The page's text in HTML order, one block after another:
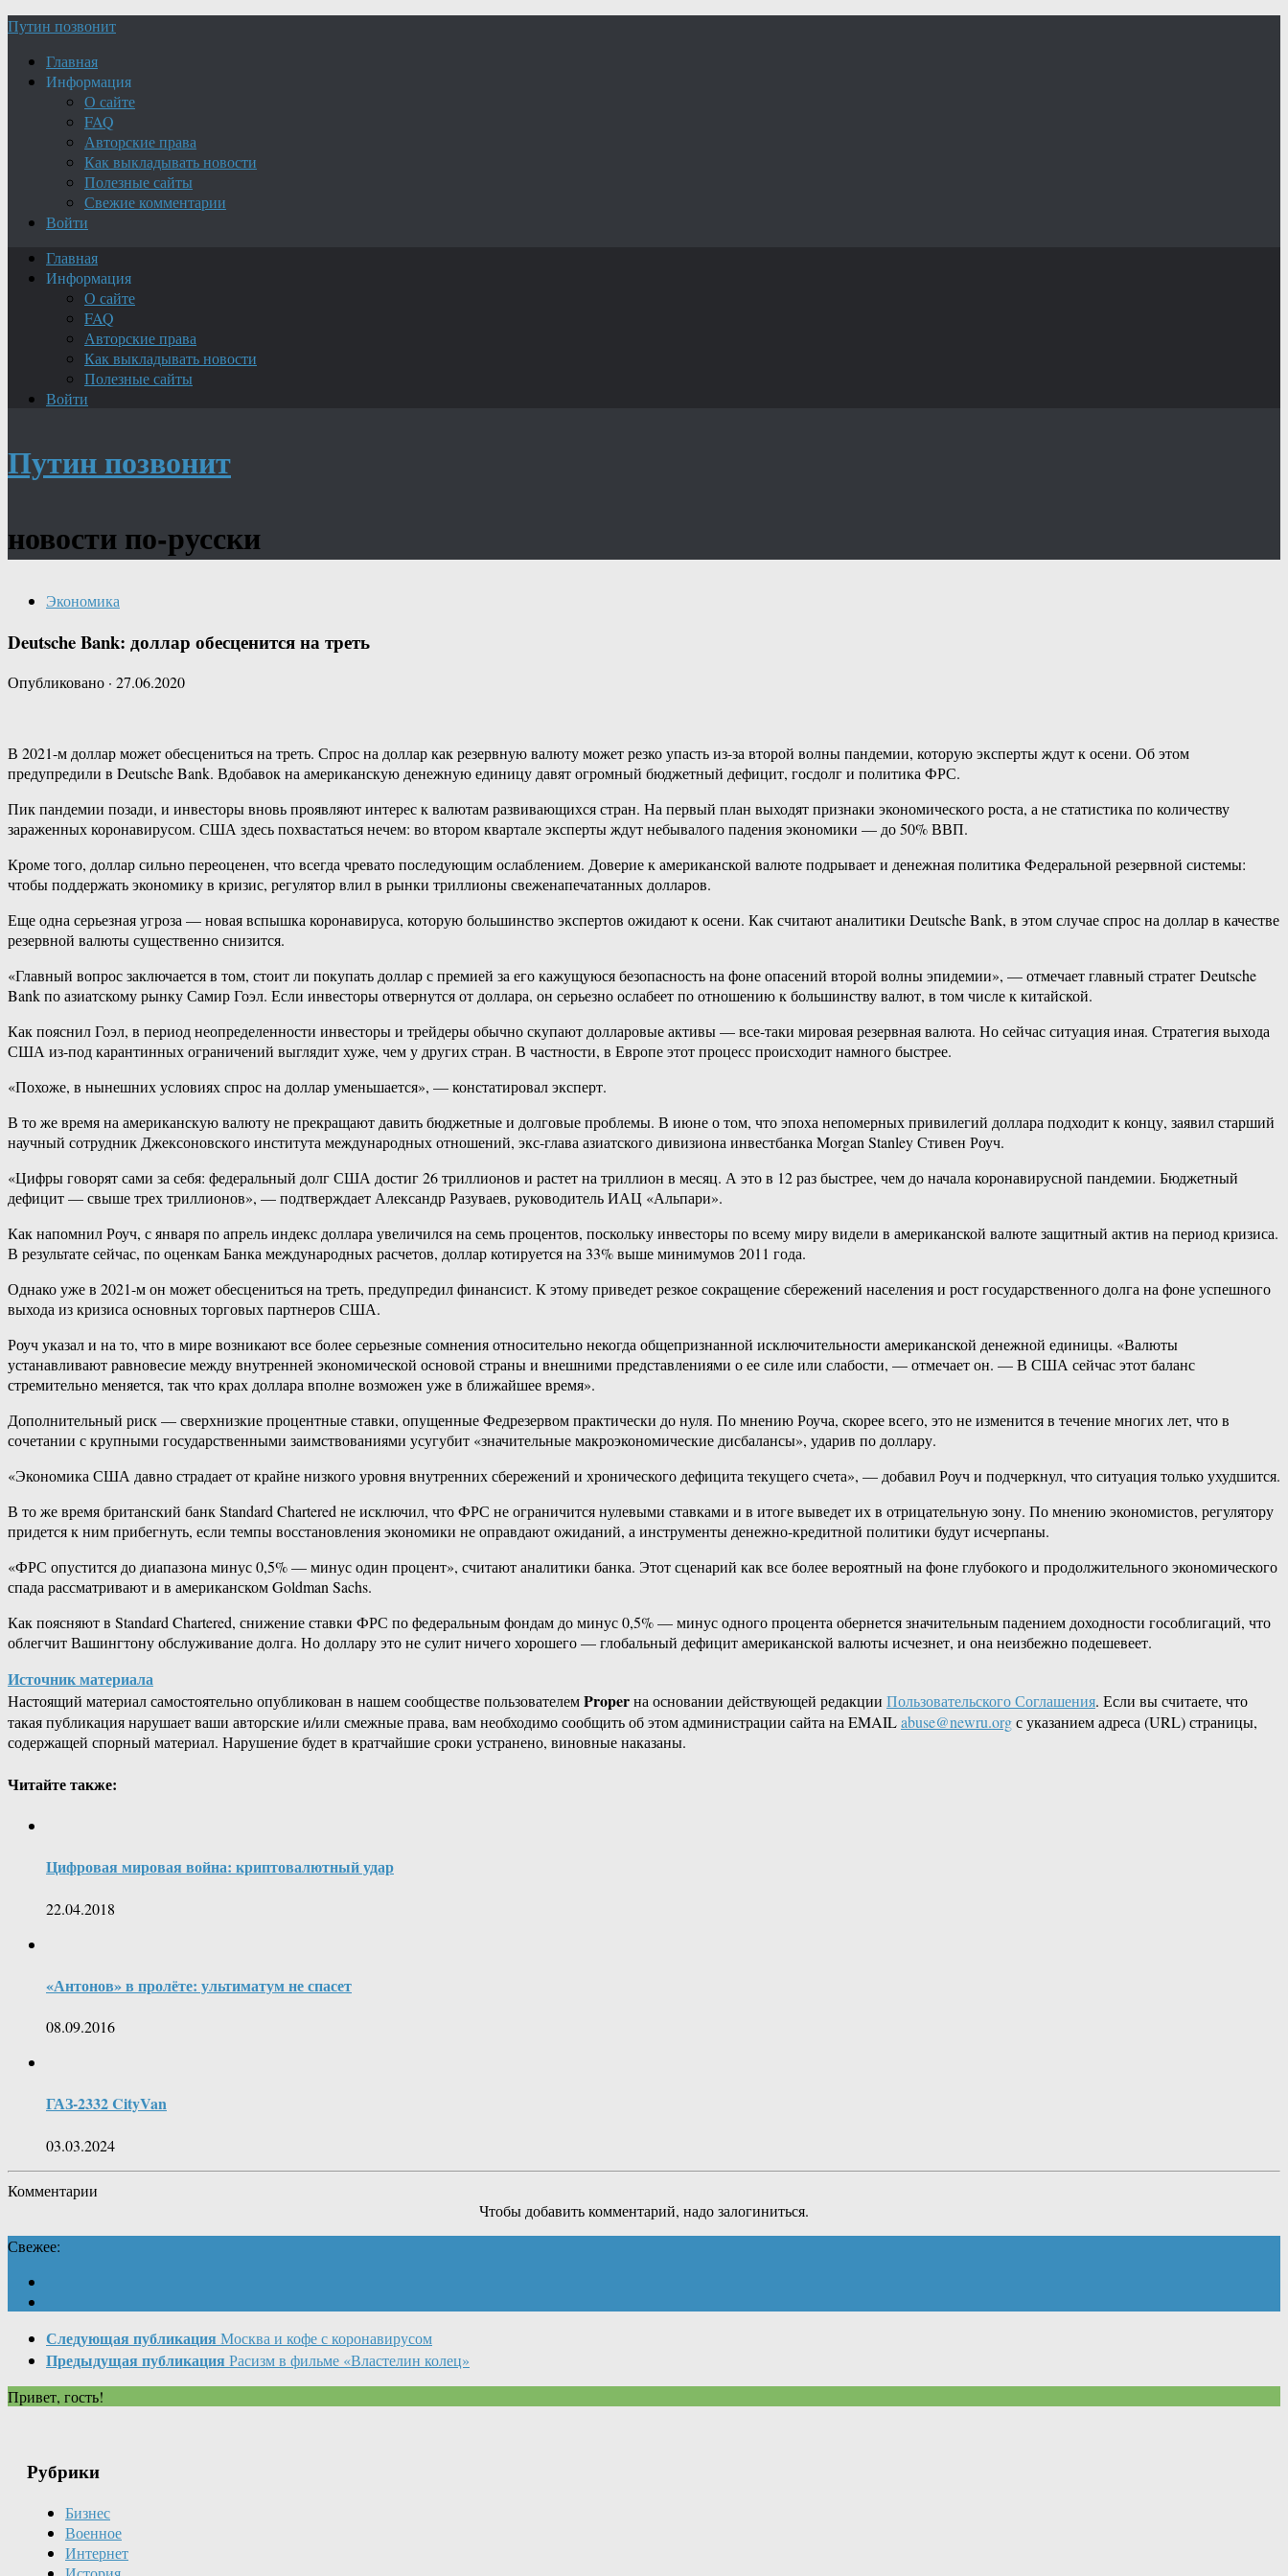
Путин позвонит
Главная
Информация
О сайте
FAQ
Авторские права
Как выкладывать новости
Полезные сайты
Свежие комментарии
Войти
Главная
Информация
О сайте
FAQ
Авторские права
Как выкладывать новости
Полезные сайты
Войти
Путин позвонит
новости по-русски
Экономика
Deutsche Bank: доллар обесценится на треть
Опубликовано · 27.06.2020
В 2021-м доллар может обесцениться на треть. Спрос на доллар как резервную валюту может резко упасть из-за второй волны пандемии, которую эксперты ждут к осени. Об этом
предупредили в Deutsche Bank. Вдобавок на американскую денежную единицу давят огромный бюджетный дефицит, госдолг и политика ФРС.
Пик пандемии позади, и инвесторы вновь проявляют интерес к валютам развивающихся стран. На первый план выходят признаки экономического роста, а не статистика по количеству
зараженных коронавирусом. США здесь похвастаться нечем: во втором квартале эксперты ждут небывалого падения экономики — до 50% ВВП.
Кроме того, доллар сильно переоценен, что всегда чревато последующим ослаблением. Доверие к американской валюте подрывает и денежная политика Федеральной резервной системы:
чтобы поддержать экономику в кризис, регулятор влил в рынки триллионы свеженапечатанных долларов.
Еще одна серьезная угроза — новая вспышка коронавируса, которую большинство экспертов ожидают к осени. Как считают аналитики Deutsche Bank, в этом случае спрос на доллар в качестве
резервной валюты существенно снизится.
«Главный вопрос заключается в том, стоит ли покупать доллар с премией за его кажущуюся безопасность на фоне опасений второй волны эпидемии», — отмечает главный стратег Deutsche
Bank по азиатскому рынку Самир Гоэл. Если инвесторы отвернутся от доллара, он серьезно ослабеет по отношению к большинству валют, в том числе к китайской.
Как пояснил Гоэл, в период неопределенности инвесторы и трейдеры обычно скупают долларовые активы — все-таки мировая резервная валюта. Но сейчас ситуация иная. Стратегия выхода
США из-под карантинных ограничений выглядит хуже, чем у других стран. В частности, в Европе этот процесс происходит намного быстрее.
«Похоже, в нынешних условиях спрос на доллар уменьшается», — констатировал эксперт.
В то же время на американскую валюту не прекращают давить бюджетные и долговые проблемы. В июне о том, что эпоха непомерных привилегий доллара подходит к концу, заявил старший
научный сотрудник Джексоновского института международных отношений, экс-глава азиатского дивизиона инвестбанка Morgan Stanley Стивен Роуч.
«Цифры говорят сами за себя: федеральный долг США достиг 26 триллионов и растет на триллион в месяц. А это в 12 раз быстрее, чем до начала коронавирусной пандемии. Бюджетный
дефицит — свыше трех триллионов», — подтверждает Александр Разуваев, руководитель ИАЦ «Альпари».
Как напомнил Роуч, с января по апрель индекс доллара увеличился на семь процентов, поскольку инвесторы по всему миру видели в американской валюте защитный актив на период кризиса.
В результате сейчас, по оценкам Банка международных расчетов, доллар котируется на 33% выше минимумов 2011 года.
Однако уже в 2021-м он может обесцениться на треть, предупредил финансист. К этому приведет резкое сокращение сбережений населения и рост государственного долга на фоне успешного
выхода из кризиса основных торговых партнеров США.
Роуч указал и на то, что в мире возникают все более серьезные сомнения относительно некогда общепризнанной исключительности американской денежной единицы. «Валюты
устанавливают равновесие между внутренней экономической основой страны и внешними представлениями о ее силе или слабости, — отмечает он. — В США сейчас этот баланс
стремительно меняется, так что крах доллара вполне возможен уже в ближайшее время».
Дополнительный риск — сверхнизкие процентные ставки, опущенные Федрезервом практически до нуля. По мнению Роуча, скорее всего, это не изменится в течение многих лет, что в
сочетании с крупными государственными заимствованиями усугубит «значительные макроэкономические дисбалансы», ударив по доллару.
«Экономика США давно страдает от крайне низкого уровня внутренних сбережений и хронического дефицита текущего счета», — добавил Роуч и подчеркнул, что ситуация только ухудшится.
В то же время британский банк Standard Chartered не исключил, что ФРС не ограничится нулевыми ставками и в итоге выведет их в отрицательную зону. По мнению экономистов, регулятору
придется к ним прибегнуть, если темпы восстановления экономики не оправдают ожиданий, а инструменты денежно-кредитной политики будут исчерпаны.
«ФРС опустится до диапазона минус 0,5% — минус один процент», считают аналитики банка. Этот сценарий как все более вероятный на фоне глубокого и продолжительного экономического
спада рассматривают и в американском Goldman Sachs.
Как поясняют в Standard Chartered, снижение ставки ФРС по федеральным фондам до минус 0,5% — минус одного процента обернется значительным падением доходности гособлигаций, что
облегчит Вашингтону обслуживание долга. Но доллару это не сулит ничего хорошего — глобальный дефицит американской валюты исчезнет, и она неизбежно подешевеет.
Источник материала
Настоящий материал самостоятельно опубликован в нашем сообществе пользователемProperна основании действующей редакции Пользовательского Соглашения. Если вы считаете, что
такая публикация нарушает ваши авторские и/или смежные права, вам необходимо сообщить об этом администрации сайта на EMAILabuse@newru.orgс указанием адреса (URL) страницы,
содержащей спорный материал. Нарушение будет в кратчайшие сроки устранено, виновные наказаны.
Читайте также:
Цифровая мировая война: криптовалютный удар
22.04.2018
«Антонов» в пролёте: ультиматум не спасет
08.09.2016
ГАЗ-2332 CityVan
03.03.2024
Комментарии
Чтобы добавить комментарий, надо залогиниться.
Свежее:
Следующая публикация Москва и кофе с коронавирусом
Предыдущая публикация Расизм в фильме «Властелин колец»
Привет, гость!
Рубрики
Бизнес
Военное
Интернет